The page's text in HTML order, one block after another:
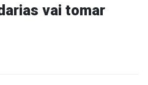
vai tomar